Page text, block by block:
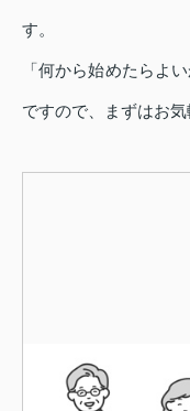
す。
「何から始めたらよ
ですので、まずはお気